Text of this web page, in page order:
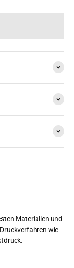
Materialien und
wie